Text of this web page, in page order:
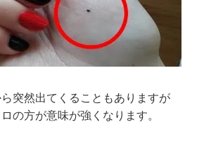
突然出てくることもありますが
の方が意味が強くなります。